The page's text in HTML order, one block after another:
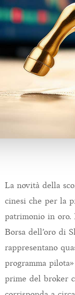
La novità della
cinesi che per la
patrimonio in oro.
Borsa dell’oro di
rappresentano
programma
prime del broker